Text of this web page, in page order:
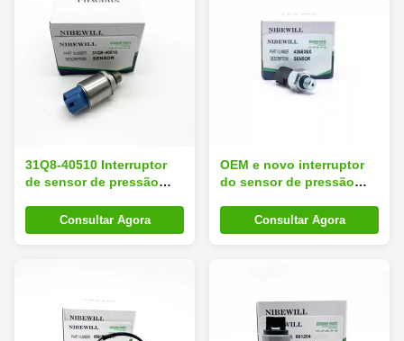
31Q8-40510 Interruptor
de sensor de pressão
EC360BConsultar Agora
OEM e novo interruptor
do sensor de pressão
Zx200 Zx210 Zx160
Ex1200-5
Consultar Agora